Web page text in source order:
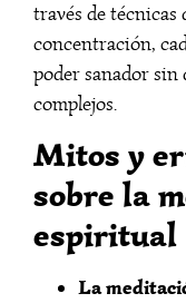
través de
concentración,
poder sanador sin
complejos.
Mitos y
sobre la
espiritual
La